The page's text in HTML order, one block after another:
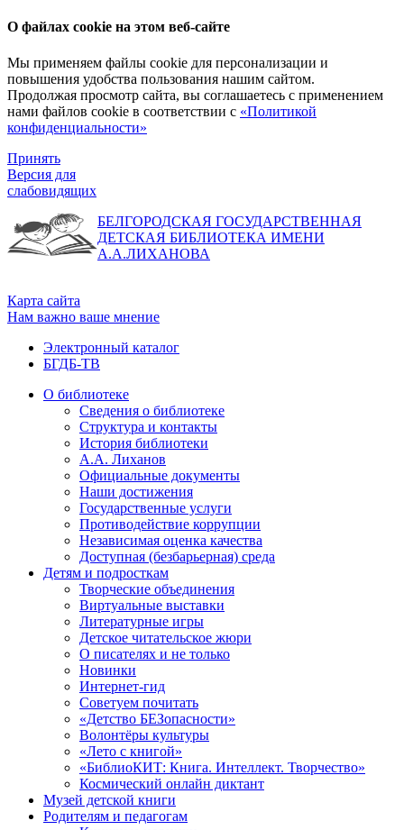
О файлах cookie на этом веб-сайте
Мы применяем файлы cookie для персонализации и
повышения удобства пользования нашим сайтом.
Продолжая просмотр сайта, вы соглашаетесь с применением
нами файлов cookie в соответствии с «Политикой
конфиденциальности»
Принять
Версия для
слабовидящих
БЕЛГОРОДСКАЯ ГОСУДАРСТВЕННАЯ
ДЕТСКАЯ БИБЛИОТЕКА ИМЕНИ
А.А.ЛИХАНОВА
Карта сайта
Нам важно ваше мнение
Электронный каталог
БГДБ-ТВ
О библиотеке
Сведения о библиотеке
Структура и контакты
История библиотеки
А.А. Лиханов
Официальные документы
Наши достижения
Государственные услуги
Противодействие коррупции
Независимая оценка качества
Доступная (безбарьерная) среда
Детям и подросткам
Творческие объединения
Виртуальные выставки
Литературные игры
Детское читательское жюри
О писателях и не только
Новинки
Интернет-гид
Советуем почитать
«Детство БЕЗопасности»
Волонтёры культуры
«Лето с книгой»
«БиблиоКИТ: Книга. Интеллект. Творчество»
Космический онлайн диктант
Музей детской книги
Родителям и педагогам